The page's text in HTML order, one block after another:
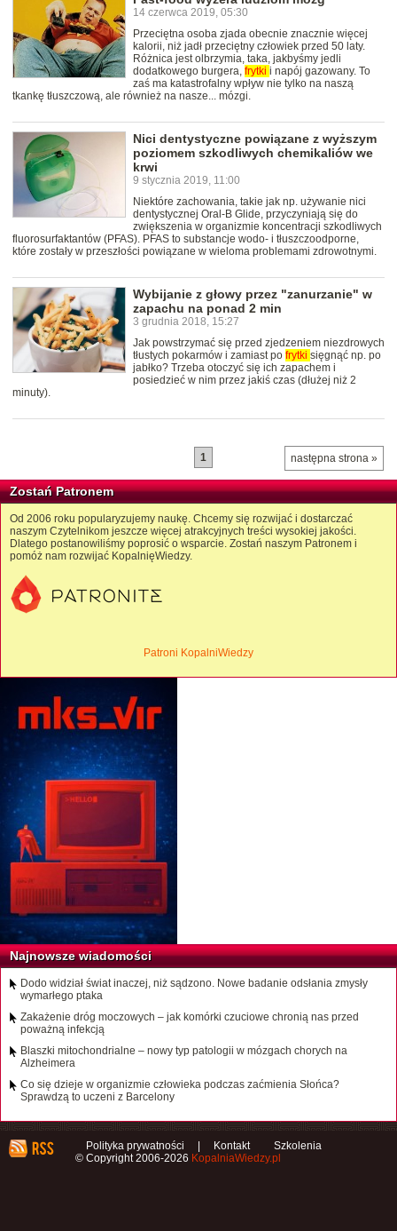
14 czerwca 2019, 05:30
Przeciętna osoba zjada obecnie znacznie więcej
kalorii, niż jadł przeciętny człowiek przed 50 laty.
Różnica jest olbrzymia, taka, jakbyśmy jedli
dodatkowego burgera, frytki i napój gazowany. To
zaś ma katastrofalny wpływ nie tylko na naszą
tkankę tłuszczową, ale również na nasze... mózgi.
Nici dentystyczne powiązane z wyższym
poziomem szkodliwych chemikaliów we
krwi
9 stycznia 2019, 11:00
Niektóre zachowania, takie jak np. używanie nici
dentystycznej Oral-B Glide, przyczyniają się do
zwiększenia w organizmie koncentracji szkodliwych
fluorosurfaktantów (PFAS). PFAS to substancje wodo- i tłuszczoodporne,
które zostały w przeszłości powiązane w wieloma problemami zdrowotnymi.
Wybijanie z głowy przez "zanurzanie" w
zapachu na ponad 2 min
3 grudnia 2018, 15:27
Jak powstrzymać się przed zjedzeniem niezdrowych
tłustych pokarmów i zamiast po frytki sięgnąć np. po
jabłko? Trzeba otoczyć się ich zapachem i
posiedzieć w nim przez jakiś czas (dłużej niż 2
minuty).
następna strona »
1
Zostań Patronem
Od 2006 roku popularyzujemy naukę. Chcemy się rozwijać i dostarczać
naszym Czytelnikom jeszcze więcej atrakcyjnych treści wysokiej jakości.
Dlatego postanowiliśmy poprosić o wsparcie. Zostań naszym Patronem i
pomóż nam rozwijać KopalnięWiedzy.
Patroni KopalniWiedzy
Najnowsze wiadomości
Dodo widział świat inaczej, niż sądzono. Nowe badanie odsłania zmysły
wymarłego ptaka
Zakażenie dróg moczowych – jak komórki czuciowe chronią nas przed
poważną infekcją
Blaszki mitochondrialne – nowy typ patologii w mózgach chorych na
Alzheimera
Co się dzieje w organizmie człowieka podczas zaćmienia Słońca?
Sprawdzą to uczeni z Barcelony
Polityka prywatności Kontakt
Szkolenia
© Copyright 2006-2026 KopalniaWiedzy.pl